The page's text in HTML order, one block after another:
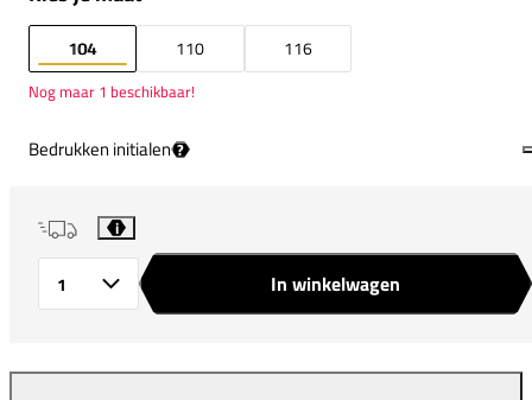
104 110 116
Nog maar 1 beschikbaar!
Bedrukken initialen ?
i
In winkelwagen